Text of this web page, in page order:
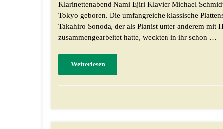
Klarinettenabend Nami Ejiri Klavier Michael
Tokyo geboren. Die umfangreiche klassische
Takahiro Sonoda, der als Pianist unter anderem mit
zusammengearbeitet hatte, weckten in ihr schon …
Weiterlesen